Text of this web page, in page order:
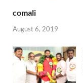
comali
August 6, 2019